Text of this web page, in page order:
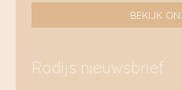
BEKIJK
Radijs nieuwsbrief